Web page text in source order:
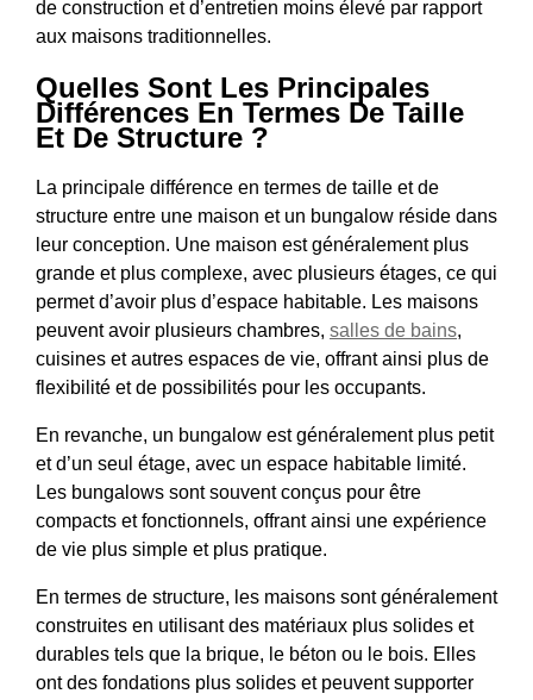
de construction et d’entretien moins élevé par rapport
aux maisons traditionnelles.
Quelles Sont Les Principales
Différences En Termes De Taille
Et De Structure ?
La principale différence en termes de taille et de
structure entre une maison et un bungalow réside dans
leur conception. Une maison est généralement plus
grande et plus complexe, avec plusieurs étages, ce qui
permet d’avoir plus d’espace habitable. Les maisons
peuvent avoir plusieurs chambres, salles de bains,
cuisines et autres espaces de vie, offrant ainsi plus de
flexibilité et de possibilités pour les occupants.
En revanche, un bungalow est généralement plus petit
et d’un seul étage, avec un espace habitable limité.
Les bungalows sont souvent conçus pour être
compacts et fonctionnels, offrant ainsi une expérience
de vie plus simple et plus pratique.
En termes de structure, les maisons sont généralement
construites en utilisant des matériaux plus solides et
durables tels que la brique, le béton ou le bois. Elles
ont des fondations plus solides et peuvent supporter